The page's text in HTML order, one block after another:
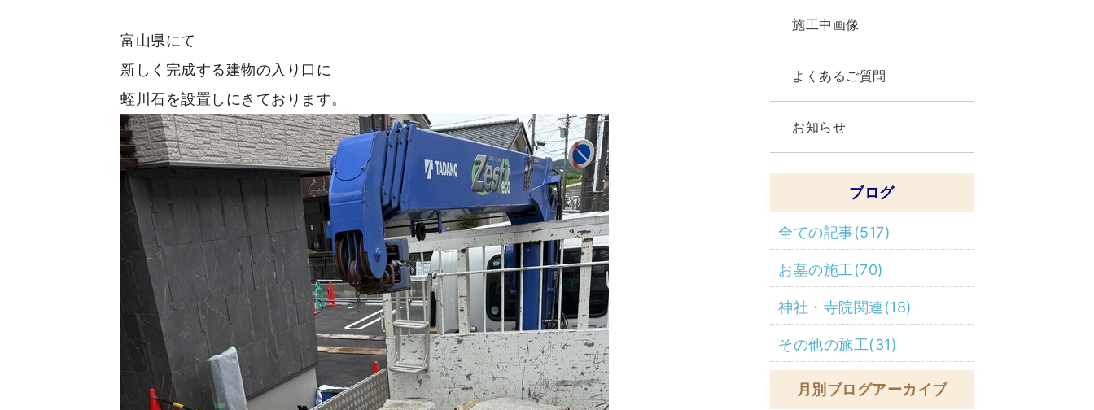
富山県にて
新しく完成する建物の入り口に
蛭川石を設置しにきております。
施工中画像
よくあるご質問
お知らせ
ブログ
全ての記事(517)
お墓の施工(70)
神社・寺院関連(18)
その他の施工(31)
月別ブログアーカイブ